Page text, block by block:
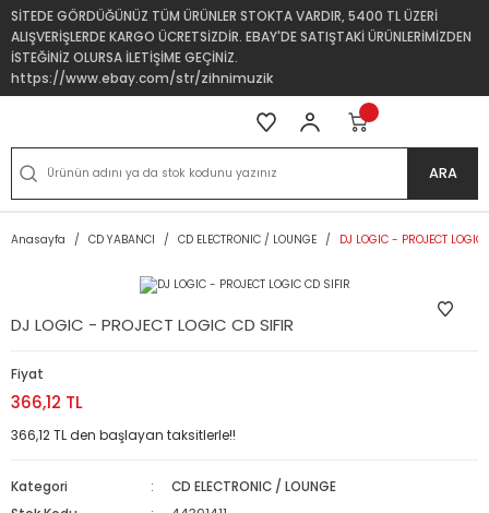
SİTEDE GÖRDÜĞÜNÜZ TÜM ÜRÜNLER STOKTA VARDIR, 5400 TL ÜZERİ
ALIŞVERİŞLERDE KARGO ÜCRETSİZDİR. EBAY'DE SATIŞTAKİ ÜRÜNLERİMİZDEN
İSTEĞİNİZ OLURSA İLETİŞİME GEÇİNİZ.
https://www.ebay.com/str/zihnimuzik
ARA
Anasayfa CD YABANCI CD ELECTRONIC / LOUNGE DJ LOGIC - PROJECT LOGIC
DJ LOGIC - PROJECT LOGIC CD SIFIR
Fiyat
366,12 TL
366,12 TL den başlayan taksitlerle!!
Kategori
CD ELECTRONIC / LOUNGE